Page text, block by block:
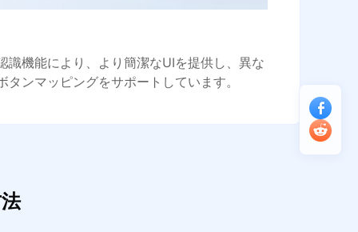
識機能により、より簡潔なUIを提供し、異な
ンマッピングをサポートしています。